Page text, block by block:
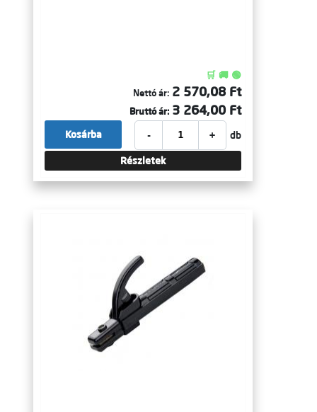
🛒 🚚 🟢
Nettó ár: 2 570,08 Ft
Bruttó ár: 3 264,00 Ft
- + db
Kosárba
Részletek